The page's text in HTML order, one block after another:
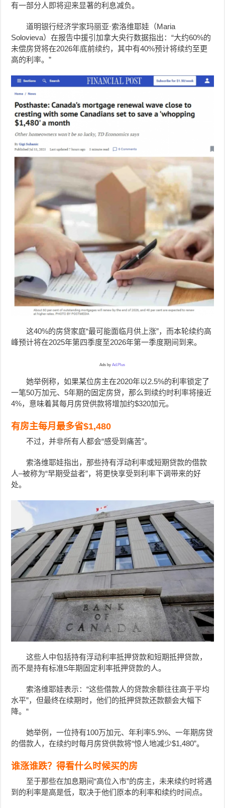
有一部分人即将迎来显著的利息减负。
道明银行经济学家玛丽亚·索洛维耶娃（Maria
Solovieva）在报告中援引加拿大央行数据指出：“大约60%的
未偿房贷将在2026年底前续约，其中有40%预计将续约至更
高的利率。”
这40%的房贷家庭“最可能面临月供上涨”，而本轮续约高
峰预计将在2025年第四季度至2026年第一季度期间到来。
Ads byAd.Plus
她举例称，如果某位房主在2020年以2.5%的利率锁定了
一笔50万加元、5年期的固定房贷，那么到续约时利率将接近
4%，意味着其每月房贷供款将增加约$320加元。
有房主每月最多省$1,480
不过，并非所有人都会“感受到痛苦”。
索洛维耶娃指出，那些持有浮动利率或短期贷款的借款
人–被称为“早期受益者”，将更快享受到利率下调带来的好
处。
这些人中包括持有浮动利率抵押贷款和短期抵押贷款，
而不是持有标准5年期固定利率抵押贷款的人。
索洛维耶娃表示：“这些借款人的贷款余额往往高于平均
水平”，但最终在续期时，他们的抵押贷款还款额会大幅下
降。“
她举例，一位持有100万加元、年利率5.9%、一年期房贷
的借款人，在续约时每月房贷供款将“惊人地减少$1,480”。
谁涨谁跌？得看什么时候买的房
至于那些在加息期间“高位入市”的房主，未来续约时将遇
到的利率是高是低，取决于他们原本的利率和续约时间点。